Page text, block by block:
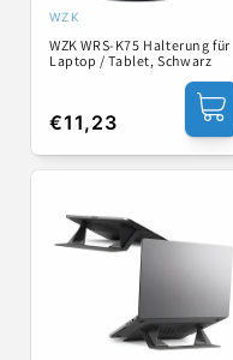
Anbieter:
WZK
WZK WRS-K75 Halterung für
Laptop / Tablet, Schwarz
Normaler
Preis
€11,23